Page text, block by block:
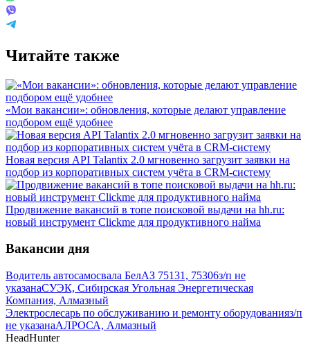
Читайте также
«Мои вакансии»: обновления, которые делают управление
подбором ещё удобнее
Новая версия API Talantix 2.0 мгновенно загрузит заявки на
подбор из корпоративных систем учёта в CRM-систему
Продвижение вакансий в топе поисковой выдачи на hh.ru:
новый инструмент Clickme для продуктивного найма
Вакансии дня
Водитель автосамосвала БелАЗ 75131, 75306з/п не
указанаСУЭК, Сибирская Угольная Энергетическая
Компания, Алмазный
Электрослесарь по обслуживанию и ремонту оборудованияз/п
не указанаАЛРОСА, Алмазный
HeadHunter